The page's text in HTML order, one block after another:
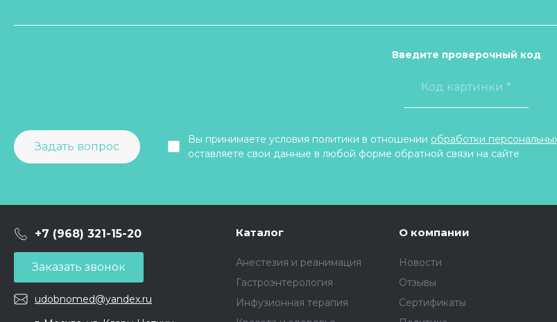
Введите проверочный код
Задать вопрос
Вы принимаете условия политики в отношении обработки
оставляете свои данные в любой форме обратной связи на сайте
+7 (968) 321-15-20
Заказать звонок
udobnomed@yandex.ru
Каталог
Анестезия и реанимация
Гастроэнтерология
Инфузионная терапия
О компании
Новости
Отзывы
Сертификаты